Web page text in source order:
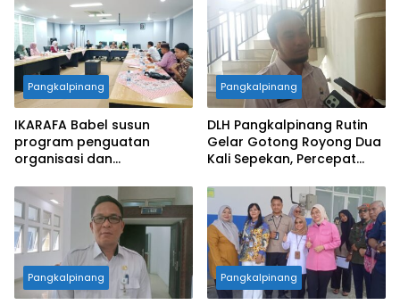
Pangkalpinang
IKARAFA Babel susun
program penguatan
organisasi dan
Pangkalpinang
DLH Pangkalpinang Rutin
Gelar Gotong Royong Dua
Kali Sepekan, Percepat
Pangkalpinang Pangkalpinang